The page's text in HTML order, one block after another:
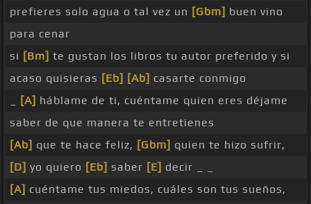
prefieres solo agua o tal vez un [Gbm] buen vino
para cenar
si [Bm] te gustan los libros tu autor preferido y si
acaso quisieras [Eb] [Ab] casarte conmigo
[A] háblame de ti, cuéntame quien eres déjame
saber de que manera te entretienes
[Ab] que te hace feliz, [Gbm] quien te hizo sufrir,
[D] yo quiero [Eb] saber [E] decir _ _
[A] cuéntame tus miedos, cuáles son tus sueños,